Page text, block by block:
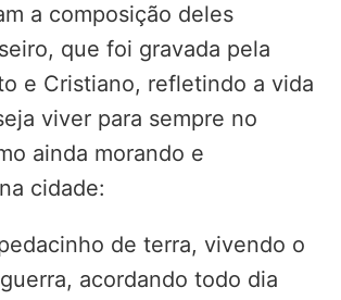
a composição deles
que foi gravada pela
e Cristiano, refletindo a vida
viver para sempre no
ainda morando e
cidade:
de terra, vivendo o
acordando todo dia